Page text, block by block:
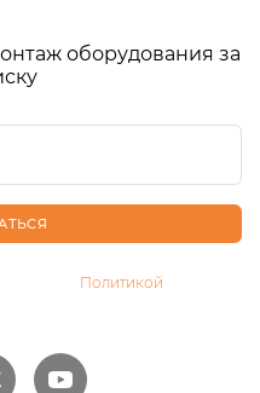
оборудования за
Политикой